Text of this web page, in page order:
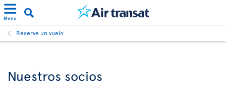
Menu
Reserve un vuelo
Nuestros socios